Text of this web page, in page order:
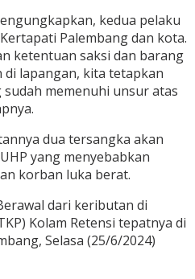
kedua pelaku
Palembang dan kota.
ketentuan saksi dan barang
lapangan, kita tetapkan
memenuhi unsur atas
dua tersangka akan
yang menyebabkan
korban luka berat.
dari keributan di
Kolam Retensi tepatnya di
Selasa (25/6/2024)